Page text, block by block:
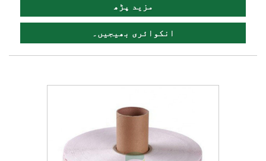
مزید پڑھ
انکوائری بھیجیں۔